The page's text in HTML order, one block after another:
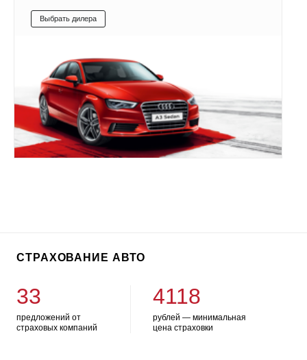
Выбрать дилера
СТРАХОВАНИЕ АВТО
33
предложений от
страховых компаний
4118
рублей — минимальная
цена страховки